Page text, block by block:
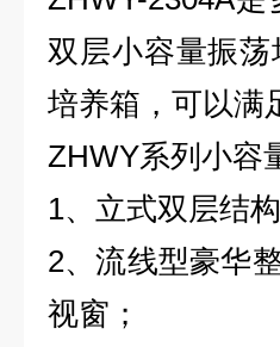
双层小容量振荡
培养箱，可以满
ZHWY系列小容
1、立式双层结
2、流线型豪华
视窗；